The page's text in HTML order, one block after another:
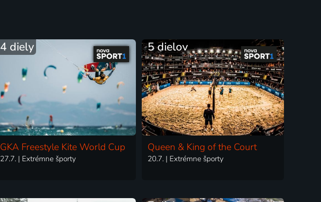
4 diely
GKA Freestyle Kite World Cup
27.7. | Extrémne športy
5 dielov
Queen & King of the Court
20.7. | Extrémne športy